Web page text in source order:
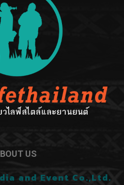
US
and Event Co.,Ltd.